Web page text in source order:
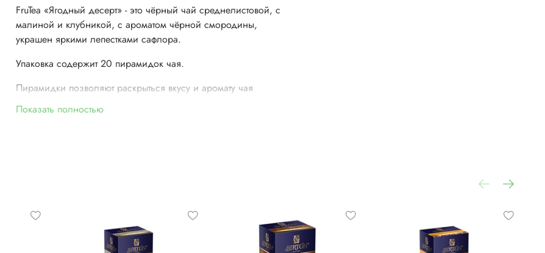
FruTea «Ягодный десерт» - эточёрный чай среднелистовой, с
малиной и клубникой, с ароматом чёрной смородины,
украшен яркими лепестками сафлора.
Упаковка содержит 20 пирамидок чая.
Пирамидки позволяют раскрыться вкусу и аромату чая
полностью, создавая идеальные условия для заваривания.
Показать полностью